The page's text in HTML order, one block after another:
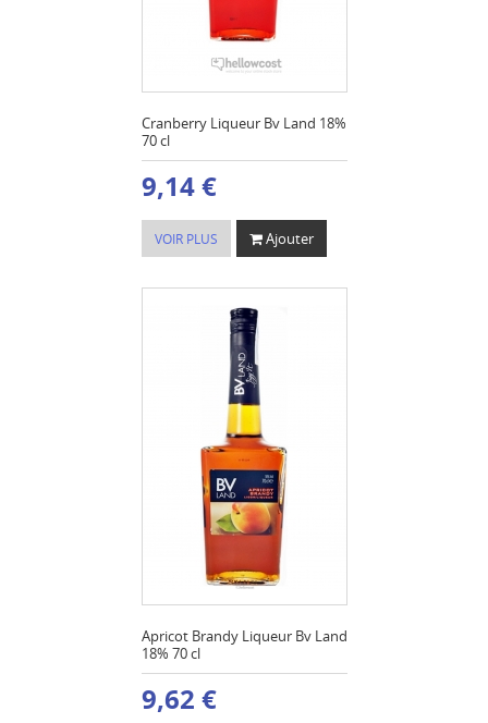
Cranberry Liqueur Bv Land 18%
70 cl
9,14 €
VOIR PLUS Ajouter
Apricot Brandy Liqueur Bv Land
18% 70 cl
9,62 €